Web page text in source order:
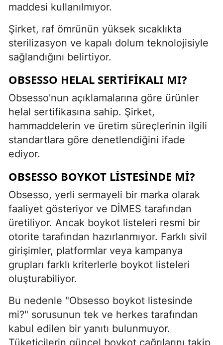
maddesi kullanılmıyor.
Şirket, raf ömrünün yüksek sıcaklıkta
sterilizasyon ve kapalı dolum teknolojisiyle
sağlandığını belirtiyor.
OBSESSO HELAL SERTIFIKALI MI?
Obsesso'nun açıklamalarına göre ürünler
helal sertifikasına sahip. Şirket,
hammaddelerin ve üretim süreçlerinin ilgili
standartlara göre denetlendiğini ifade
ediyor.
OBSESSO BOYKOT LISTESINDE MI?
Obsesso, yerli sermayeli bir marka olarak
faaliyet gösteriyor ve DİMES tarafından
üretiliyor. Ancak boykot listeleri resmi bir
otorite tarafından hazırlanmıyor. Farklı sivil
girişimler, platformlar veya kampanya
grupları farklı kriterlerle boykot listeleri
oluşturabiliyor.
Bu nedenle "Obsesso boykot listesinde
mi?" sorusunun tek ve herkes tarafından
kabul edilen bir yanıtı bulunmuyor.
Tüketicilerin güncel boykot çağrılarını takip